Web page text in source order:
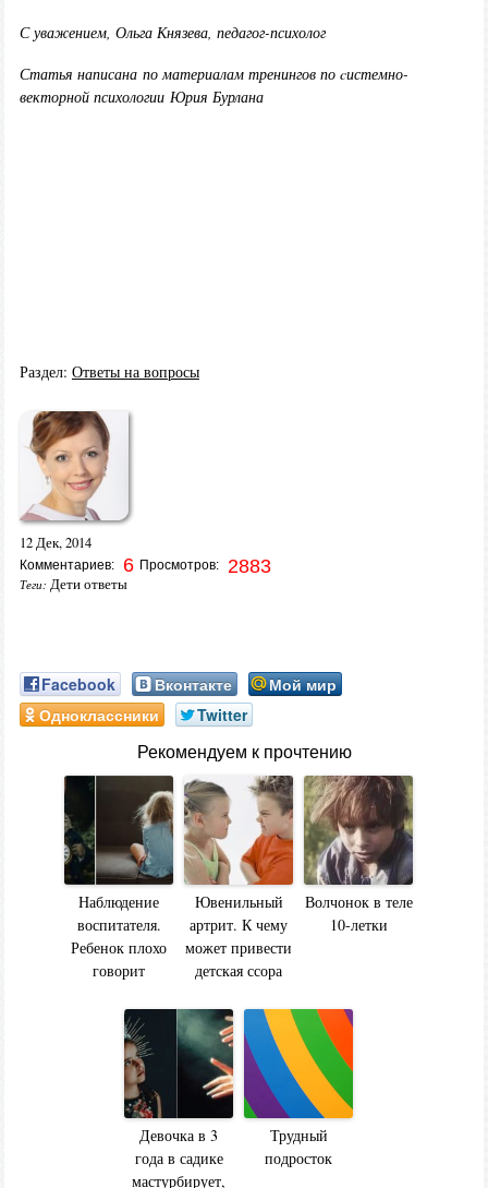
С уважением, Ольга Князева, педагог-психолог
Статья написана по материалам тренингов по cистемно-
векторной психологии Юрия Бурлана
Раздел: Ответы на вопросы
12 Дек, 2014
Комментариев: 6 Просмотров: 2883
Теги: Дети ответы
Facebook Вконтакте
Мой мир
Одноклассники
Twitter
Рекомендуем к прочтению
Наблюдение
воспитателя.
Ребенок плохо
говорит
Ювенильный
артрит. К чему
может привести
детская ссора
Волчонок в теле
10-летки
Девочка в 3
года в садике
мастурбирует,
Трудный
подросток